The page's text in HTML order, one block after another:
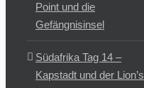
Point und die
Gefängnisinsel
Südafrika Tag 14 –
Kapstadt und der Lion’s